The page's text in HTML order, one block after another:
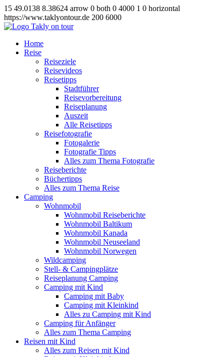
15 49.0138 8.38624 arrow 0 both 0 4000 1 0 horizontal
https://www.taklyontour.de 200 6000
Home
Reise
Reiseziele
Reisevideos
Reisetipps
Stadtführer
Reisevorbereitung
Reiseplanung
Auszeit
Alle Reisetipps
Reisefotografie
Fotogalerie
Fotografie Tipps
Alles zum Thema Fotografie
Reiseberichte
Büchertipps
Alles zum Thema Reise
Camping
Wohnmobil
Wohnmobil Reiseberichte
Wohnmobil Baltikum
Wohnmobil Kanada
Wohnmobil Neuseeland
Wohnmobil Norwegen
Wildcamping
Stell- & Campingplätze
Reiseplanung Camping
Camping mit Kind
Camping mit Baby
Camping mit Kleinkind
Alles zu Camping mit Kind
Camping für Anfänger
Alles zum Thema Camping
Reisen mit Kind
Alles zum Reisen mit Kind